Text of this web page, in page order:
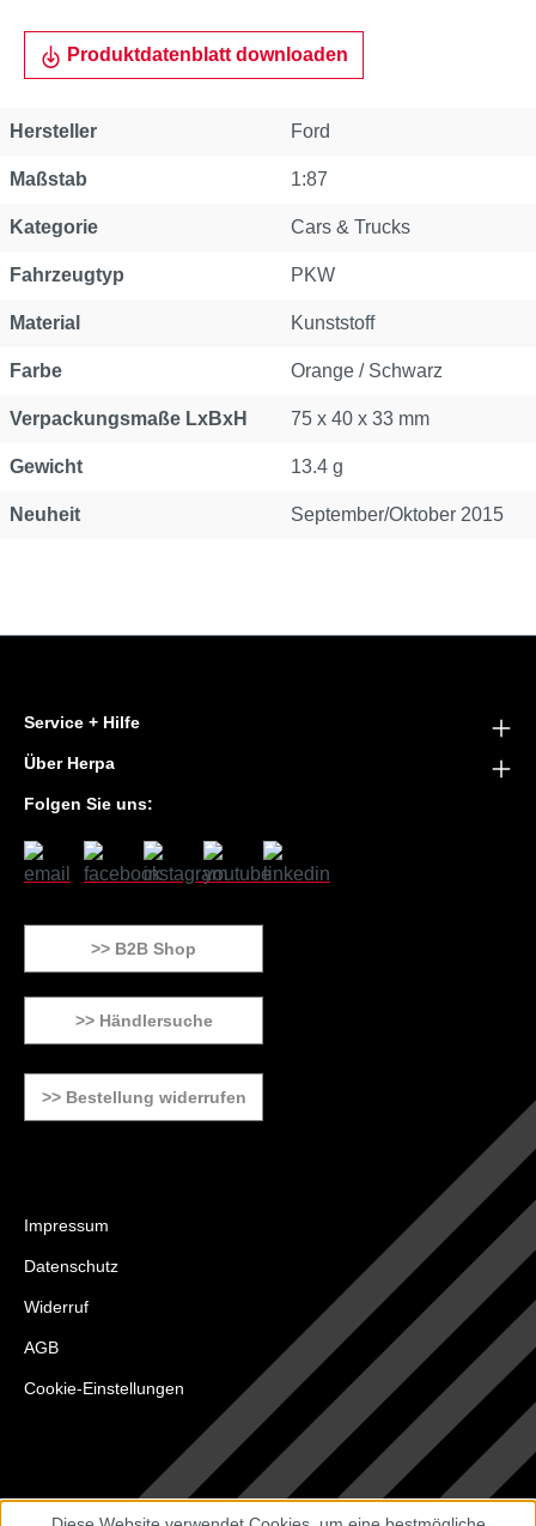
Produktdatenblatt downloaden
Hersteller Ford
Maßstab 1:87
Kategorie Cars & Trucks
Fahrzeugtyp PKW
Material Kunststoff
Farbe Orange / Schwarz
Verpackungsmaße LxBxH 75 x 40 x 33 mm
Gewicht 13.4 g
Neuheit September/Oktober 2015
Service + Hilfe
Über Herpa
Folgen Sie uns:
>> B2B Shop
>> Händlersuche
>> Bestellung widerrufen
Impressum
Datenschutz
Widerruf
AGB
Cookie-Einstellungen